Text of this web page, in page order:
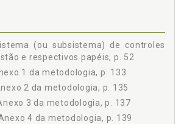
DO SISTEMA DE
47
DOS CONTROLES INTERNOS, p. 48
VERTICAL E O CONTROLE POR
DE TRABALHO (VISÃO SISTÊMICA), p. 49
DO SISTEMA (OU SUBSISTEMA) DE
INTERNOS DA GESTÃO E RESPECTIVOS
(ou subsistema) de controles
e respectivos papéis, p. 52
1 da metodologia, p. 133
2 da metodologia, p. 135
3 da metodologia, p. 137
4 da metodologia, p. 139